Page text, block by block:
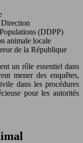
Direction
(DDPP)
animale locale
de la République
un rôle essentiel dans
mener des enquêtes,
dans les procédures
pour les autorités